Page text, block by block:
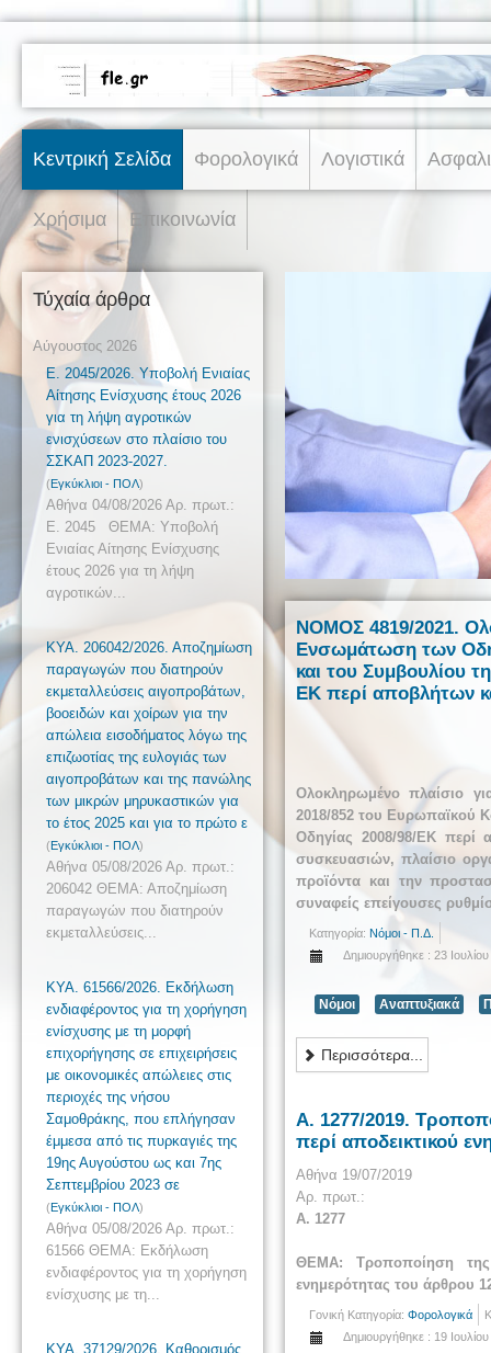
Κεντρική Σελίδα Φορολογικά Λογιστικά
Χρήσιμα Επικοινωνία
Τύχαία άρθρα
Αύγουστος 2026
Ε. 2045/2026. Υποβολή Ενιαίας
Αίτησης Ενίσχυσης έτους 2026
για τη λήψη αγροτικών
ενισχύσεων στο πλαίσιο του
ΣΣΚΑΠ 2023-2027.
(Εγκύκλιοι - ΠΟΛ)
Αθήνα 04/08/2026 Αρ. πρωτ.:
Ε. 2045 ΘΕΜΑ: Υποβολή
Ενιαίας Αίτησης Ενίσχυσης
έτους 2026 για τη λήψη
αγροτικών...
ΚΥΑ. 206042/2026. Αποζημίωση
παραγωγών που διατηρούν
εκμεταλλεύσεις αιγοπροβάτων,
βοοειδών και χοίρων για την
απώλεια εισοδήματος λόγω της
επιζωοτίας της ευλογιάς των
αιγοπροβάτων και της πανώλης
των μικρών μηρυκαστικών για
το έτος 2025 και για το πρώτο ε
(Εγκύκλιοι - ΠΟΛ)
Αθήνα 05/08/2026 Αρ. πρωτ.:
206042 ΘΕΜΑ: Αποζημίωση
παραγωγών που διατηρούν
εκμεταλλεύσεις...
ΚΥΑ. 61566/2026. Εκδήλωση
ενδιαφέροντος για τη χορήγηση
ενίσχυσης με τη μορφή
επιχορήγησης σε επιχειρήσεις
με οικονομικές απώλειες στις
περιοχές της νήσου
Σαμοθράκης, που επλήγησαν
έμμεσα από τις πυρκαγιές της
19ης Αυγούστου ως και 7ης
Σεπτεμβρίου 2023 σε
(Εγκύκλιοι - ΠΟΛ)
Αθήνα 05/08/2026 Αρ. πρωτ.:
61566 ΘΕΜΑ: Εκδήλωση
ενδιαφέροντος για τη χορήγηση
ενίσχυσης με τη...
ΚΥΑ. 37129/2026. Καθορισμός
NOMOΣ 4819/2021.
Ενσωμάτωση των
και του Συμβουλίου
ΕΚ περί αποβλήτων
Ολοκληρωμένο πλαίσιο
2018/852 του Ευρωπαϊκού
Οδηγίας 2008/98/ΕΚ περί
συσκευασιών, πλαίσιο
προϊόντα και την
συναφείς επείγουσες
Κατηγορία: Νόμοι - Π.Δ.
Δημιουργήθηκε : 23
Νόμοι Αναπτυξιακά
Περισσότερα...
Α. 1277/2019.
περί αποδεικτικού
Αθήνα 19/07/2019
Αρ. πρωτ.:
Α. 1277
ΘΕΜΑ: Τροποποίηση
ενημερότητας του άρθρου
Γονική Κατηγορία: Φορολογικά
Δημιουργήθηκε : 19